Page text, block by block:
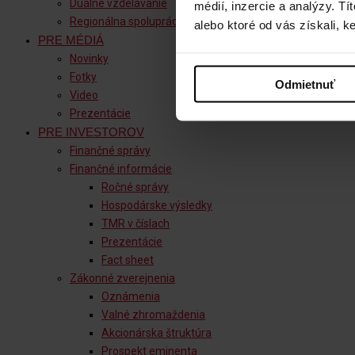
médií, inzercie a analýzy.
alebo ktoré od vás získali,
Odmietnuť
Duálne vzdelávanie
Regionálna spolupráca
PRE MÉDIÁ
Novinky
Fotky
Video
Prezentácie
PRE INVESTOROV
Finančné správy
Finančné informácie
Ročné správy
Hospodárske výsledky
TMR v číslach
Prezentácie
Fact sheet
Zákonné zverejnenia
Oznámenia
Valné zhromaždenia
Akcionárska štruktúra
Prospekt eminenta